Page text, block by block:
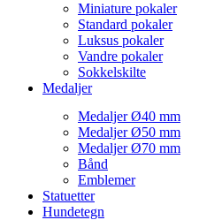
Miniature pokaler
Standard pokaler
Luksus pokaler
Vandre pokaler
Sokkelskilte
Medaljer
Medaljer Ø40 mm
Medaljer Ø50 mm
Medaljer Ø70 mm
Bånd
Emblemer
Statuetter
Hundetegn